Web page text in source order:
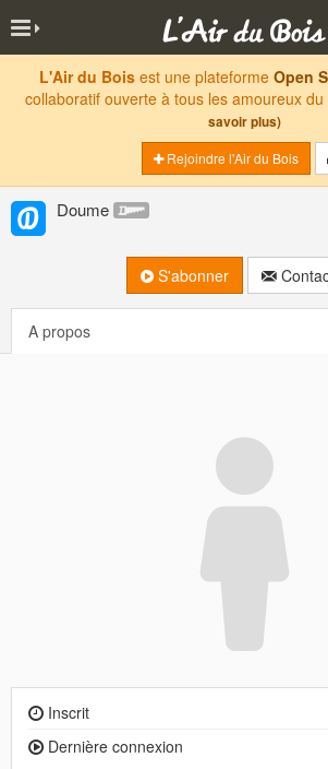
L'Air du Boisest une plateforme Open
collaboratif ouverte à tous les amoureux du
savoir plus)
Rejoindre l'Air du Bois
Doume
S'abonner
A propos
Inscrit
Dernière connexion